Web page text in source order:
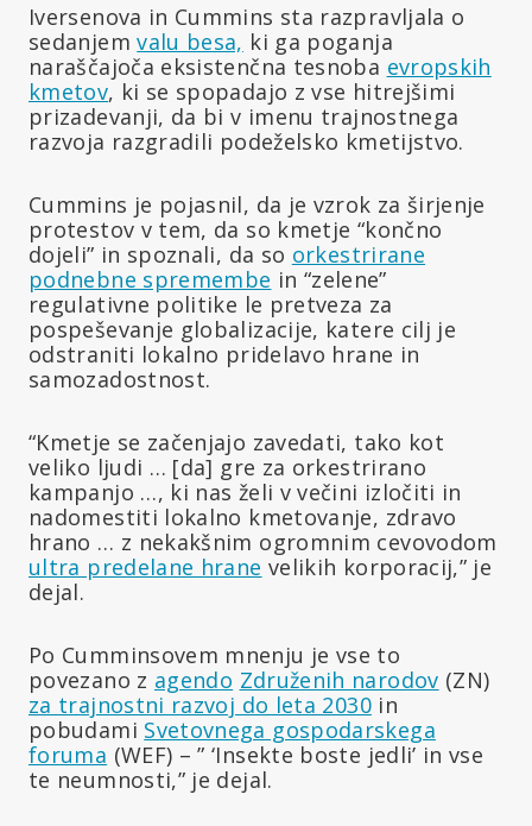
Iversenova in Cummins sta razpravljala o
sedanjemvalu besa, ki ga poganja
naraščajoča eksistenčna tesnoba evropskih
kmetov, ki se spopadajo z vse hitrejšimi
prizadevanji, da bi v imenu trajnostnega
razvoja razgradili podeželsko kmetijstvo.
Cummins je pojasnil, da je vzrok za širjenje
protestov v tem, da so kmetje “končno
dojeli” in spoznali, da so orkestrirane
podnebne spremembe in “zelene”
regulativne politike le pretveza za
pospeševanje globalizacije, katere cilj je
odstraniti lokalno pridelavo hrane in
samozadostnost.
“Kmetje se začenjajo zavedati, tako kot
veliko ljudi … [da] gre za orkestrirano
kampanjo …, ki nas želi v večini izločiti in
nadomestiti lokalno kmetovanje, zdravo
hrano … z nekakšnim ogromnim cevovodom
ultra predelane hrane velikih korporacij,” je
dejal.
Po Cumminsovem mnenju je vse to
povezano z agendo Združenih narodov (ZN)
za trajnostni razvoj do leta 2030in
pobudami Svetovnega gospodarskega
foruma (WEF) – ” ‘Insekte boste jedli’ in vse
te neumnosti,” je dejal.